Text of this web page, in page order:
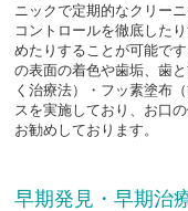
ニックで定期的なクリー
コントロールを徹底した
めたりすることが可能で
の表面の着色や歯垢、歯
く治療法）・フッ素塗布
スを実施しており、お口
お勧めしております。
早期発見・早期治